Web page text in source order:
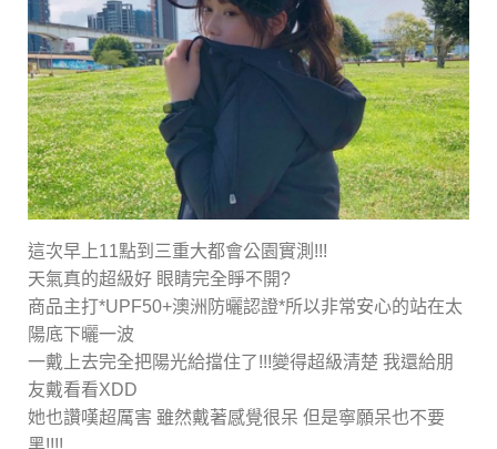
這次早上11點到三重大都會公園實測!!!
天氣真的超級好 眼睛完全睜不開?
商品主打*UPF50+澳洲防曬認證*所以非常安心的站在太
陽底下曬一波
一戴上去完全把陽光給擋住了!!!變得超級清楚 我還給朋
友戴看看XDD
她也讚嘆超厲害 雖然戴著感覺很呆 但是寧願呆也不要
黑!!!!